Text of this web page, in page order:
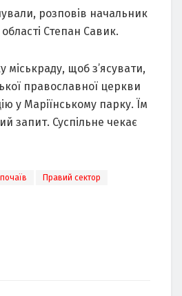
розповів начальник
Степан Савик.
щоб з’ясувати,
православної церкви
у Маріїнському парку. Їм
запит. Суспільне чекає
почаїв Правий сектор